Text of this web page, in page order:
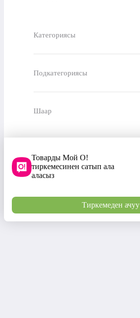
Категориясы
Подкатегориясы
Шаар
Товарды Мой О!
тиркемесинен сатып ала
аласыз
Тиркемеден ачуу